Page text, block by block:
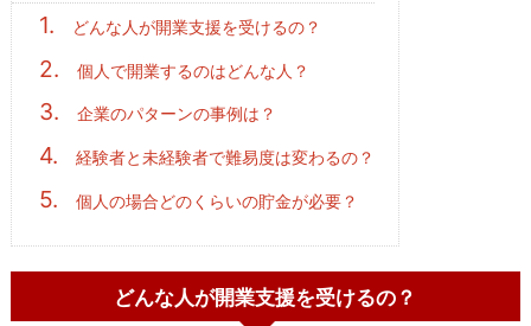
1. どんな人が開業支援を受けるの？
2. 個人で開業するのはどんな人？
3. 企業のパターンの事例は？
4. 経験者と未経験者で難易度は変わるの？
5. 個人の場合どのくらいの貯金が必要？
どんな人が開業支援を受けるの？